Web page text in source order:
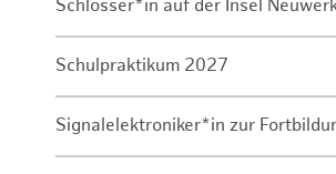
Schlosser*in auf der Insel
Schulpraktikum 2027
Signalelektroniker*in zur